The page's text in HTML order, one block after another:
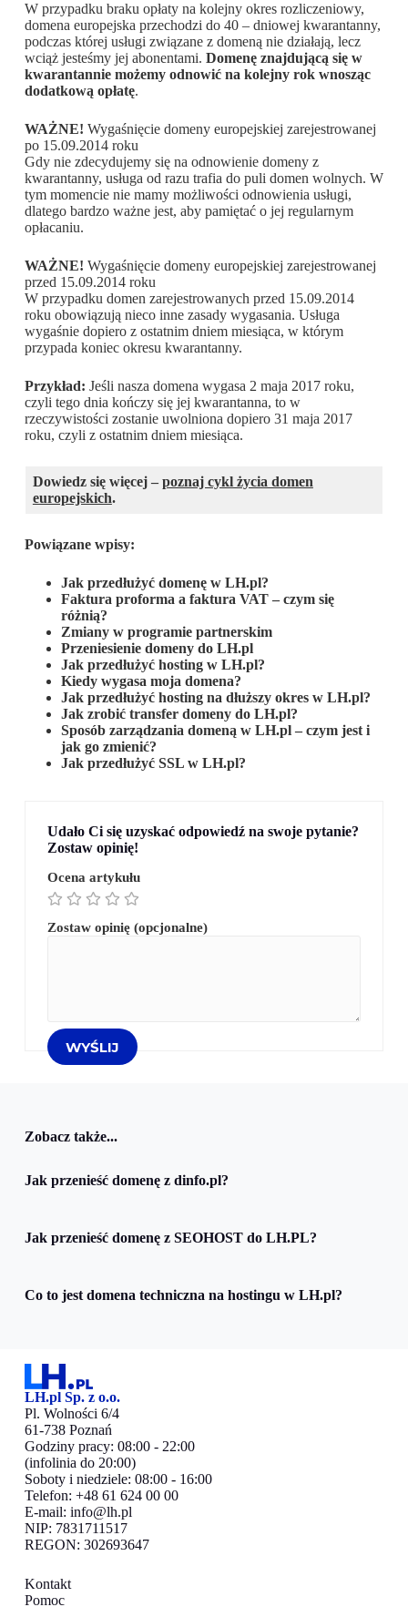
W przypadku braku opłaty na kolejny okres rozliczeniowy,
domena europejska przechodzi do 40 – dniowej kwarantanny,
podczas której usługi związane z domeną nie działają, lecz
wciąż jesteśmy jej abonentami. Domenę znajdującą się w
kwarantannie możemy odnowić na kolejny rok wnosząc
dodatkową opłatę.
WAŻNE! Wygaśnięcie domeny europejskiej zarejestrowanej
po 15.09.2014 roku
Gdy nie zdecydujemy się na odnowienie domeny z
kwarantanny, usługa od razu trafia do puli domen wolnych. W
tym momencie nie mamy możliwości odnowienia usługi,
dlatego bardzo ważne jest, aby pamiętać o jej regularnym
opłacaniu.
WAŻNE! Wygaśnięcie domeny europejskiej zarejestrowanej
przed 15.09.2014 roku
W przypadku domen zarejestrowanych przed 15.09.2014
roku obowiązują nieco inne zasady wygasania. Usługa
wygaśnie dopiero z ostatnim dniem miesiąca, w którym
przypada koniec okresu kwarantanny.
Przykład: Jeśli nasza domena wygasa 2 maja 2017 roku,
czyli tego dnia kończy się jej kwarantanna, to w
rzeczywistości zostanie uwolniona dopiero 31 maja 2017
roku, czyli z ostatnim dniem miesiąca.
Dowiedz się więcej – poznaj cykl życia domen
europejskich.
Powiązane wpisy:
Jak przedłużyć domenę w LH.pl?
Faktura proforma a faktura VAT – czym się
różnią?
Zmiany w programie partnerskim
Przeniesienie domeny do LH.pl
Jak przedłużyć hosting w LH.pl?
Kiedy wygasa moja domena?
Jak przedłużyć hosting na dłuższy okres w LH.pl?
Jak zrobić transfer domeny do LH.pl?
Sposób zarządzania domeną w LH.pl – czym jest i
jak go zmienić?
Jak przedłużyć SSL w LH.pl?
Udało Ci się uzyskać odpowiedź na swoje pytanie?
Zostaw opinię!
Ocena artykułu
Zostaw opinię (opcjonalne)
Zobacz także...
Jak przenieść domenę z dinfo.pl?
Jak przenieść domenę z SEOHOST do LH.PL?
Co to jest domena techniczna na hostingu w LH.pl?
LH.pl Sp. z o.o.
Pl. Wolności 6/4
61-738 Poznań
Godziny pracy: 08:00 - 22:00
(infolinia do 20:00)
Soboty i niedziele: 08:00 - 16:00
Telefon: +48 61 624 00 00
E-mail: info@lh.pl
NIP: 7831711517
REGON: 302693647
Kontakt
Pomoc